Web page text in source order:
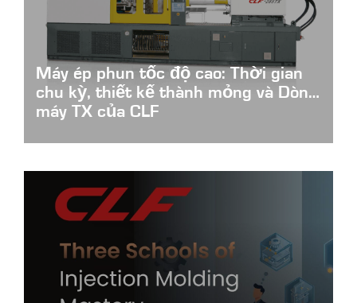
Máy ép phun tốc độ cao: Thời gian
chu kỳ, thiết kế thành mỏng và Dòng
máy TX của CLF